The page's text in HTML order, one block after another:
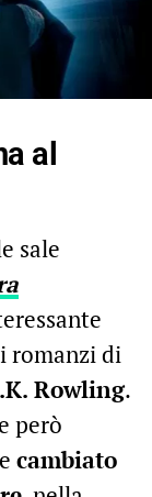
al
sale
di
Rowling.
però
cambiato